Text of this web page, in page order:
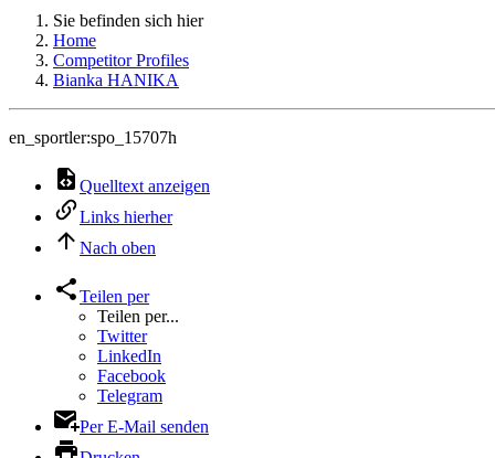
Sie befinden sich hier
Home
Competitor Profiles
Bianka HANIKA
en_sportler:spo_15707h
Quelltext anzeigen
Links hierher
Nach oben
Teilen per
Teilen per...
Twitter
LinkedIn
Facebook
Telegram
Per E-Mail senden